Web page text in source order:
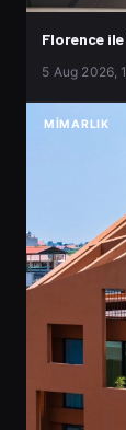
Florence ile
5 Aug 2026,
MIMARLIK